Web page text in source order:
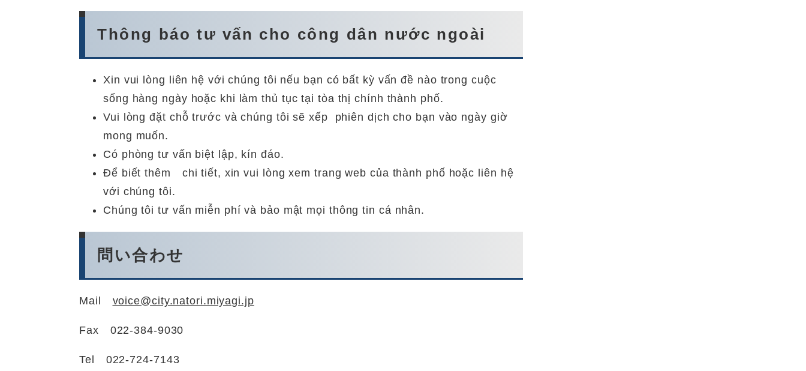
Thông báo tư vấn cho công dân nước ngoài
Xin vui lòng liên hệ với chúng tôi nếu bạn có bất kỳ vấn đề nào trong cuộc
sống hàng ngày hoặc khi làm thủ tục tại tòa thị chính thành phố.
Vui lòng đặt chỗ trước và chúng tôi sẽ xếp phiên dịch cho bạn vào ngày giờ
mong muốn.
Có phòng tư vấn biệt lập, kín đáo.
Để biết thêm chi tiết, xin vui lòng xem trang web của thành phố hoặc liên hệ
với chúng tôi.
Chúng tôi tư vấn miễn phí và bảo mật mọi thông tin cá nhân.
問い合わせ
Mail voice@city.natori.miyagi.jp
Fax 022-384-9030
Tel 022-724-7143